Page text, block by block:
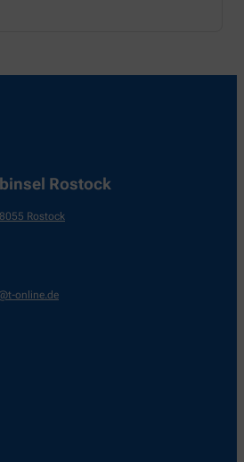
Rostock
Rostock
online.de